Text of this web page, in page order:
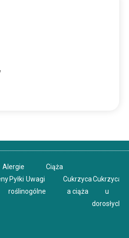
Alergie
Pyłki
roślin
Uwagi
ogólne
Ciąża
Cukrzyca
a ciąża
Cukrzyca
u
dorosłych